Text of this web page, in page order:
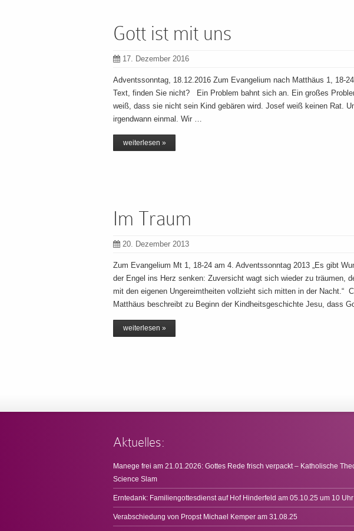
Gott ist mit uns
17. Dezember 2016
Adventssonntag, 18.12.2016 Zum Evangelium nach Matthäus 1,
Text, finden Sie nicht? Ein Problem bahnt sich an. Ein großes
weiß, dass sie nicht sein Kind gebären wird. Josef weiß keinen Rat.
irgendwann einmal. Wir …
weiterlesen »
Im Traum
20. Dezember 2013
Zum Evangelium Mt 1, 18-24 am 4. Adventssonntag 2013 „Es gibt
der Engel ins Herz senken: Zuversicht wagt sich wieder zu träumen,
mit den eigenen Ungereimtheiten vollzieht sich mitten in der Nacht.“
Matthäus beschreibt zu Beginn der Kindheitsgeschichte Jesu, dass
weiterlesen »
Aktuelles:
Manege frei am 21.01.2026: Gottes Rede frisch verpackt – Katholische
Science Slam
Erntedank: Familiengottesdienst auf Hof Hinderfeld am 05.10.25 um 10 Uhr
Verabschiedung von Propst Michael Kemper am 31.08.25